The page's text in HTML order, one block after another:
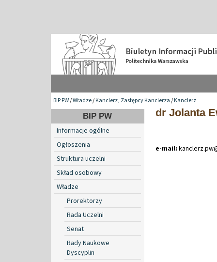
BIP PW/Władze/Kanclerz, Zastępcy Kanclerza/Kanclerz
BIP PW
Informacje ogólne
Ogłoszenia
Struktura uczelni
Skład osobowy
Władze
Prorektorzy
Rada Uczelni
Senat
Rady Naukowe
Dyscyplin
dr Jolanta
e-mail: kanclerz.